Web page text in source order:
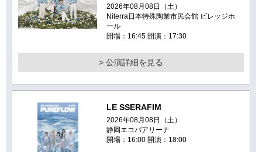
2026年08月08日（土）
Niterra日本特殊陶業市民会館 ビレッジホ
ール
開場：16:45 開演：17:30
> 公演詳細を見る
LE SSERAFIM
2026年08月08日（土）
静岡エコパアリーナ
開場：16:00 開演：18:00